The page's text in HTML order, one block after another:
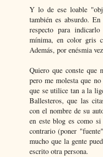
Y lo de ese loable
también es absurdo.
respecto para
mínima, en color gris
Además, por enésmia
Quiero que conste que
pero me molesta que
que se utilice tan a la
Ballesteros, que las
con el nombre de su
en este blog es como
contrario (poner
mucho que la gente
escrito otra persona.